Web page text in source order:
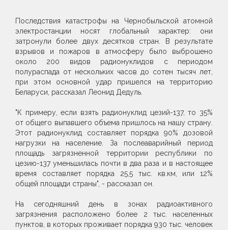
Последствия катастрофы на Чернобыльской атомной
электростанции носят глобальный характер: они
затронули более двух десятков стран. В результате
взрывов и пожаров в атмосферу было выброшено
около 200 видов радионуклидов с периодом
полураспада от нескольких часов до сотен тысяч лет,
при этом основной удар пришелся на территорию
Беларуси, рассказал Леонид Дедуль.
"К примеру, если взять радионуклид цезий-137, то 35%
от общего выпавшего объема пришлось на нашу страну.
Этот радионуклид составляет порядка 90% дозовой
нагрузки на население. За послеаварийный период
площадь загрязненной территории республики по
цезию-137 уменьшилась почти в два раза и в настоящее
время составляет порядка 25,5 тыс. кв.км, или 12%
общей площади страны", - рассказал он.
На сегодняшний день в зонах радиоактивного
загрязнения расположено более 2 тыс. населенных
пунктов, в которых проживает порядка 930 тыс. человек